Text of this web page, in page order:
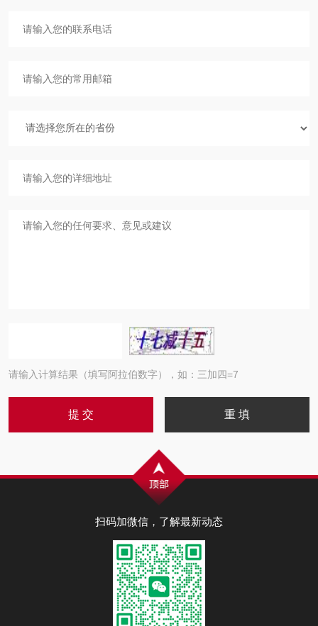
请输入计算结果（填写阿拉伯数字），如：三加四=7
扫码加微信，了解最新动态